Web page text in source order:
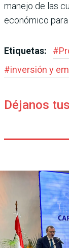
manejo de las
económico
Etiquetas: #
#inversión y
Déjanos